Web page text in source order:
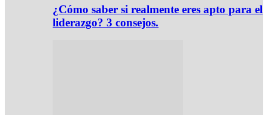
¿Cómo saber si realmente eres apto para el
liderazgo? 3 consejos.